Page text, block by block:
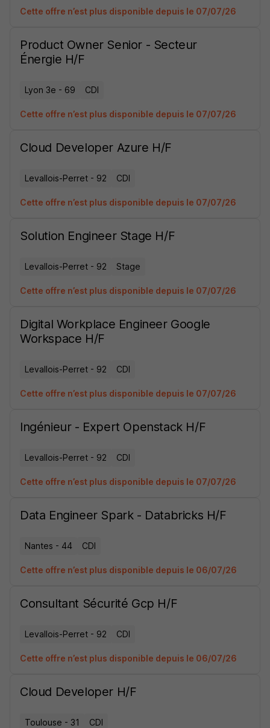
Cette offre n’est plus disponible depuis le 07/07/26
Product Owner Senior - Secteur
Énergie H/F
Lyon 3e - 69 CDI
Cette offre n’est plus disponible depuis le 07/07/26
Cloud Developer Azure H/F
Levallois-Perret - 92 CDI
Cette offre n’est plus disponible depuis le 07/07/26
Solution Engineer Stage H/F
Levallois-Perret - 92 Stage
Cette offre n’est plus disponible depuis le 07/07/26
Digital Workplace Engineer Google
Workspace H/F
Levallois-Perret - 92 CDI
Cette offre n’est plus disponible depuis le 07/07/26
Ingénieur - Expert Openstack H/F
Levallois-Perret - 92 CDI
Cette offre n’est plus disponible depuis le 07/07/26
Data Engineer Spark - Databricks H/F
Nantes - 44 CDI
Cette offre n’est plus disponible depuis le 06/07/26
Consultant Sécurité Gcp H/F
Levallois-Perret - 92 CDI
Cette offre n’est plus disponible depuis le 06/07/26
Cloud Developer H/F
Toulouse - 31 CDI